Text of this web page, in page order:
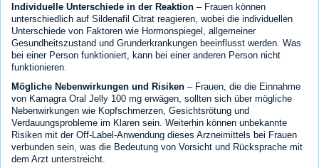
Individuelle Unterschiede in der Reaktion – Frauen können
unterschiedlich auf Sildenafil Citrat reagieren, wobei die individuellen
Unterschiede von Faktoren wie Hormonspiegel, allgemeiner
Gesundheitszustand und Grunderkrankungen beeinflusst werden. Was
bei einer Person funktioniert, kann bei einer anderen Person nicht
funktionieren.
Mögliche Nebenwirkungen und Risiken – Frauen, die die Einnahme
von Kamagra Oral Jelly 100 mg erwägen, sollten sich über mögliche
Nebenwirkungen wie Kopfschmerzen, Gesichtsrötung und
Verdauungsprobleme im Klaren sein. Weiterhin können unbekannte
Risiken mit der Off-Label-Anwendung dieses Arzneimittels bei Frauen
verbunden sein, was die Bedeutung von Vorsicht und Rücksprache mit
dem Arzt unterstreicht.